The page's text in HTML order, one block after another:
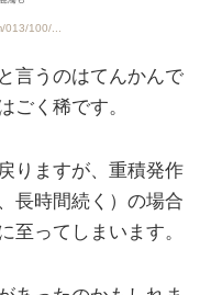
013/100/...
言うのはてんかんで
ごく稀です。
りますが、重積発作
長時間続く）の場合
至ってしまいます。